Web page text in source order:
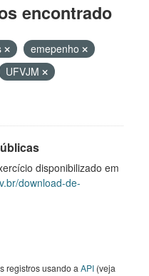
encontrado
emepenho
UFVJM
disponibilizado em
download-de-
registros usando a API (veja